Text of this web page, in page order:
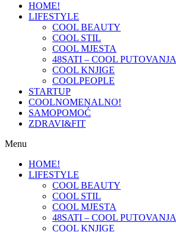
HOME!
LIFESTYLE
COOL BEAUTY
COOL STIL
COOL MJESTA
48SATI – COOL PUTOVANJA
COOL KNJIGE
COOLPEOPLE
STARTUP
COOLNOMENALNO!
SAMOPOMOĆ
ZDRAVI&FIT
Menu
HOME!
LIFESTYLE
COOL BEAUTY
COOL STIL
COOL MJESTA
48SATI – COOL PUTOVANJA
COOL KNJIGE